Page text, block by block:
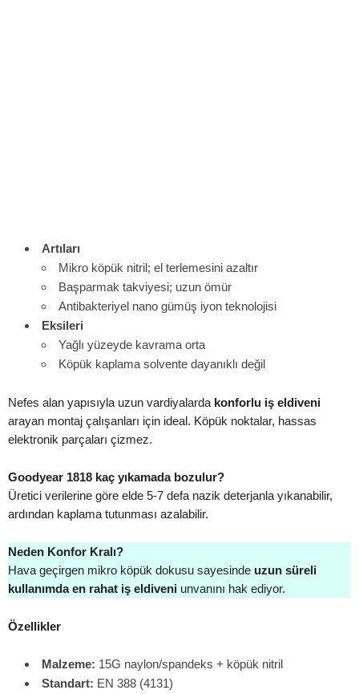
Artıları
Mikro köpük nitril; el terlemesini azaltır
Başparmak takviyesi; uzun ömür
Antibakteriyel nano gümüş iyon teknolojisi
Eksileri
Yağlı yüzeyde kavrama orta
Köpük kaplama solvente dayanıklı değil
Nefes alan yapısıyla uzun vardiyalarda konforlu iş eldiveni
arayan montaj çalışanları için ideal. Köpük noktalar, hassas
elektronik parçaları çizmez.
Goodyear 1818 kaç yıkamada bozulur?
Üretici verilerine göre elde 5-7 defa nazik deterjanla yıkanabilir,
ardından kaplama tutunması azalabilir.
Neden Konfor Kralı?
Hava geçirgen mikro köpük dokusu sayesinde uzun süreli
kullanımda en rahat iş eldiveni unvanını hak ediyor.
Özellikler
Malzeme: 15G naylon/spandeks + köpük nitril
Standart: EN 388 (4131)